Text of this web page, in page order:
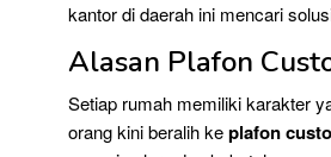
kantor di daerah ini mencari
Alasan Plafon
Setiap rumah memiliki karakter
orang kini beralih keplafon